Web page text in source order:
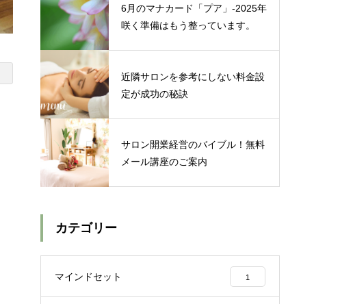
6月のマナカード「プア」‐2025年
咲く準備はもう整っています。
近隣サロンを参考にしない料金設
定が成功の秘訣
サロン開業経営のバイブル！無料
メール講座のご案内
カテゴリー
マインドセット 1